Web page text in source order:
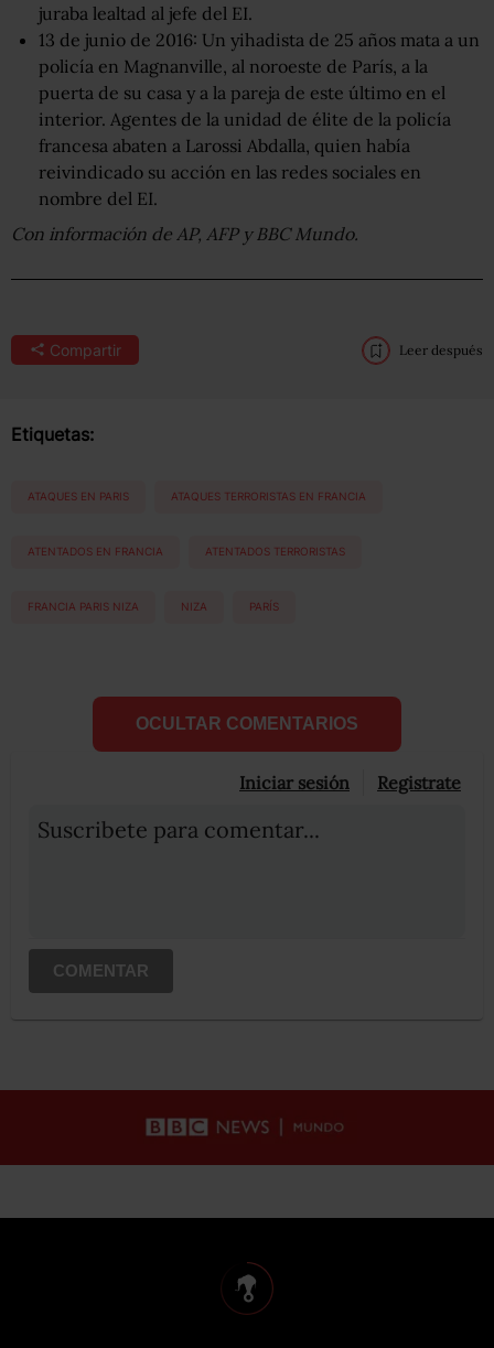
juraba lealtad al jefe del EI.
13 de junio de 2016: Un yihadista de 25 años mata a un
policía en Magnanville, al noroeste de París, a la
puerta de su casa y a la pareja de este último en el
interior. Agentes de la unidad de élite de la policía
francesa abaten a Larossi Abdalla, quien había
reivindicado su acción en las redes sociales en
nombre del EI.
Con información de AP, AFP y BBC Mundo.
Compartir Leer después
Etiquetas:
ATAQUES EN PARIS ATAQUES TERRORISTAS EN FRANCIA
ATENTADOS EN FRANCIA ATENTADOS TERRORISTAS
FRANCIA PARIS NIZA NIZA PARÍS
OCULTAR COMENTARIOS
Iniciar sesión Registrate
Suscribete para comentar...
COMENTAR